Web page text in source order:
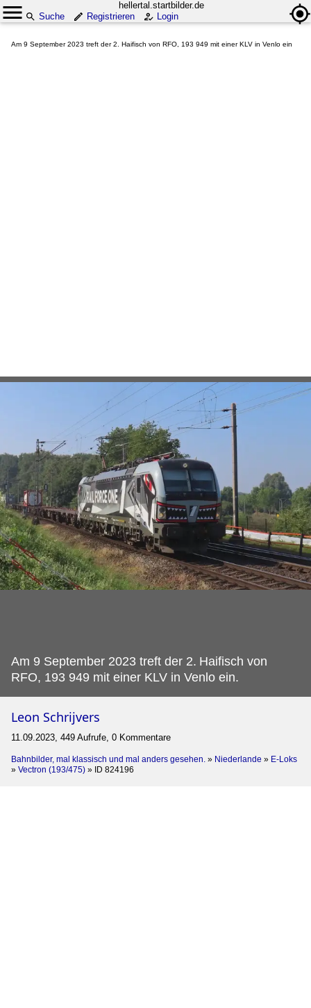
hellertal.startbilder.de
Suche
Registrieren Login
Am 9 September 2023 treft der 2. Haifisch von RFO, 193 949 mit einer KLV in Venlo ein
Am 9 September 2023 treft der 2. Haifisch von
RFO, 193 949 mit einer KLV in Venlo ein.
Leon Schrijvers
11.09.2023, 449 Aufrufe, 0 Kommentare
Bahnbilder, mal klassisch und mal anders gesehen. » Niederlande » E-Loks
» Vectron (193/475) » ID 824196